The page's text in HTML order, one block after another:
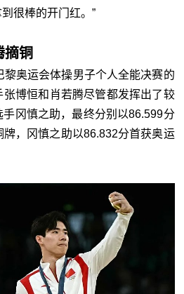
很棒的开门红。”
摘铜
奥运会体操男子个人全能决赛的
博恒和肖若腾尽管都发挥出了较
冈慎之助，最终分别以86.599分
，冈慎之助以86.832分首获奥运